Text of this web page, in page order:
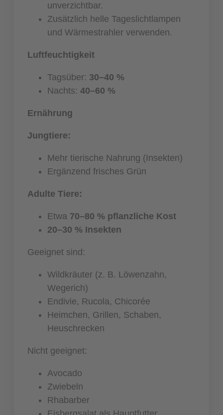
unverzichtbar.
Zusätzlich helle Tageslichtlampen
und Wärmestrahler verwenden.
Luftfeuchtigkeit
Tagsüber: 30–40 %
Nachts: 40–60 %
Ernährung
Jungtiere:
Mehr tierische Nahrung (Insekten)
Ergänzend frisches Grün
Adulte Tiere:
Etwa 70–80 % pflanzliche Kost
20–30 % Insekten
Geeignet sind:
Wildkräuter (z. B. Löwenzahn,
Wegerich)
Endivie, Rucola, Chicorée
Heimchen, Grillen, Schaben,
Heuschrecken
Nicht geeignet:
Avocado
Zwiebeln
Rhabarber